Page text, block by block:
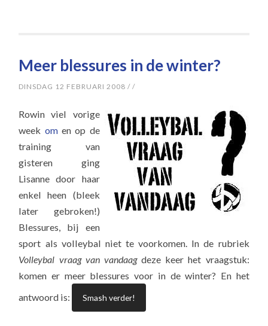
Meer blessures in de winter?
DINSDAG 12 FEBRUARI 2008 //
Rowin viel vorige
week omen op de
training van
gisteren ging
Lisanne door haar
enkel heen (bleek
later gebroken!)
Blessures, bij een
sport als volleybal niet te voorkomen. In de rubriek
Volleybal vraag van vandaagdeze keer het vraagstuk:
komen er meer blessures voor in de winter? En het
antwoord is:
Smash verder!